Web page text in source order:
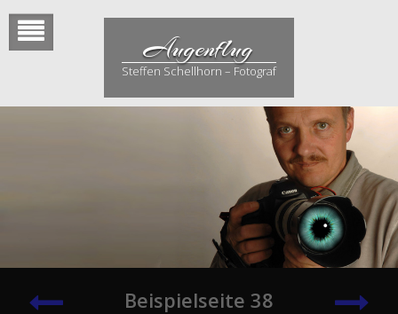
content
Augenflug
Steffen Schellhorn – Fotograf
BeispielseiteBeispielseite 38